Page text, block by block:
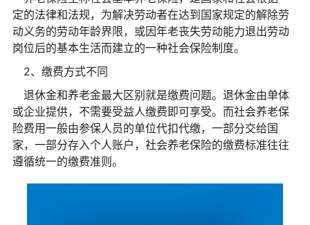
定的法律和法规，为解决劳动者在达到国家规定的解除劳
动义务的劳动年龄界限，或因年老丧失劳动能力退出劳动
岗位后的基本生活而建立的一种社会保险制度。
2、缴费方式不同
退休金和养老金最大区别就是缴费问题。退休金由单体
或企业提供，不需要受益人缴费即可享受。而社会养老保
险费用一般由参保人员的单位代扣代缴，一部分交给国
家，一部分存入个人账户，社会养老保险的缴费标准往往
遵循统一的缴费准则。